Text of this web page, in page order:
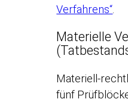
Verfahrens“
Materielle
Materiell-
fünf